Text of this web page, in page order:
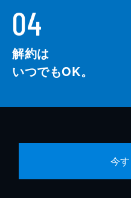
04
解約は
いつでもOK。
今